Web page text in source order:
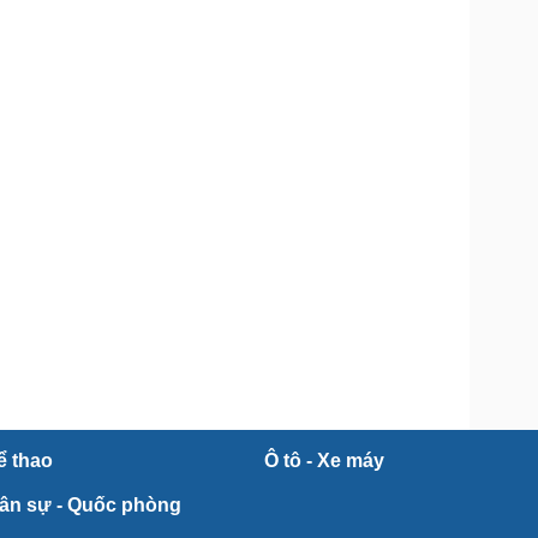
thao Ô tô - Xe máy
sự - Quốc phòng